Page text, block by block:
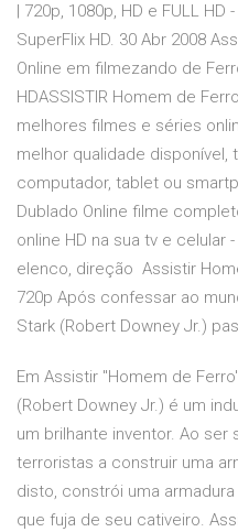
| 720p, 1080p, HD e FULL
SuperFlix HD. 30 Abr 2008
Online em filmezando de
HDASSISTIR Homem de
melhores filmes e séries
melhor qualidade disponível,
computador, tablet ou
Dublado Online filme
online HD na sua tv e celular
elenco, direção Assistir
720p Após confessar ao
Stark (Robert Downey Jr.)
Em Assistir "Homem de
(Robert Downey Jr.) é um
um brilhante inventor. Ao
terroristas a construir uma
disto, constrói uma
que fuja de seu cativeiro.